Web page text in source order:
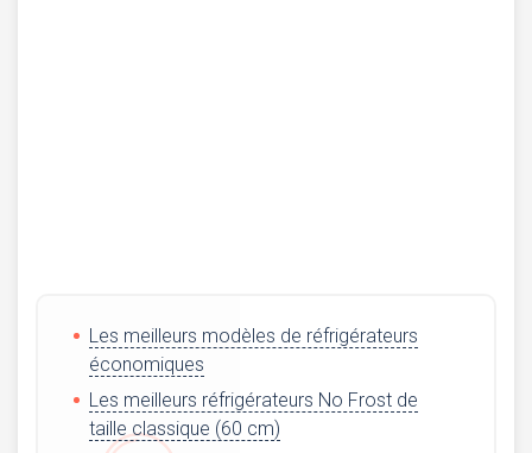
Les meilleurs modèles de réfrigérateurs
économiques
Les meilleurs réfrigérateurs No Frost de
taille classique (60 cm)